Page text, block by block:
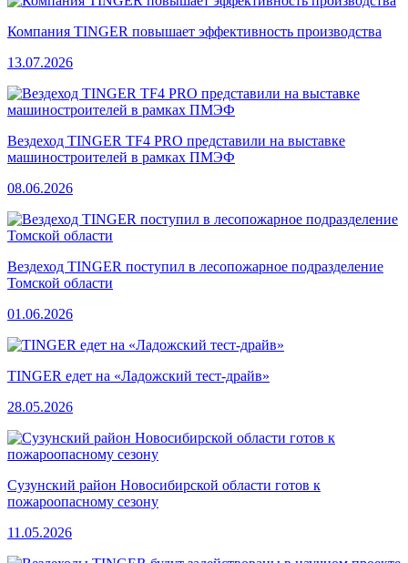
Компания TINGER повышает эффективность производства
13.07.2026
Вездеход TINGER TF4 PRO представили на выставке
машиностроителей в рамках ПМЭФ
08.06.2026
Вездеход TINGER поступил в лесопожарное подразделение
Томской области
01.06.2026
TINGER едет на «Ладожский тест-драйв»
28.05.2026
Сузунский район Новосибирской области готов к
пожароопасному сезону
11.05.2026